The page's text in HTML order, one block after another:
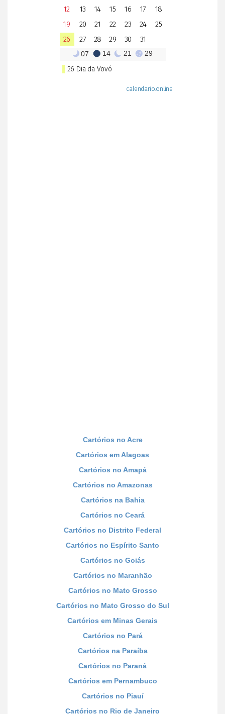
Cartórios no Acre
Cartórios em Alagoas
Cartórios no Amapá
Cartórios no Amazonas
Cartórios na Bahia
Cartórios no Ceará
Cartórios no Distrito Federal
Cartórios no Espírito Santo
Cartórios no Goiás
Cartórios no Maranhão
Cartórios no Mato Grosso
Cartórios no Mato Grosso do Sul
Cartórios em Minas Gerais
Cartórios no Pará
Cartórios na Paraíba
Cartórios no Paraná
Cartórios em Pernambuco
Cartórios no Piauí
Cartórios no Rio de Janeiro